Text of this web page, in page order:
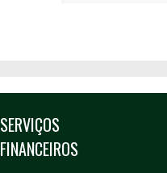
SERVIÇOS
FINANCEIROS